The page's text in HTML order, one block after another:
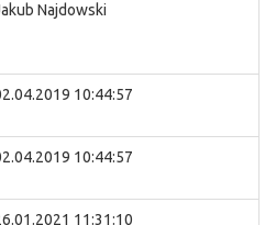
Najdowski
10:44:57
10:44:57
11:31:10